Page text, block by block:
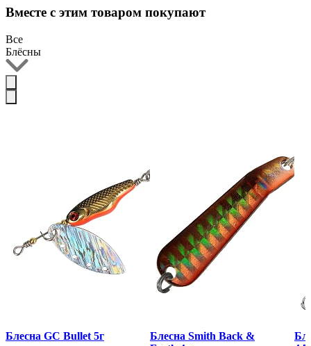
Вместе с этим товаром покупают
Все
Блёсны
Блесна GC Bullet 5г
Блесна Smith Back &